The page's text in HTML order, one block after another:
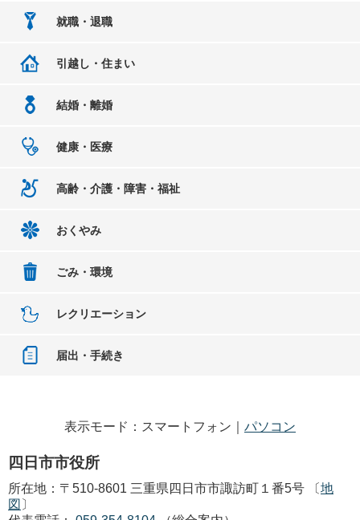
就職・退職
引越し・住まい
結婚・離婚
健康・医療
高齢・介護・障害・福祉
おくやみ
ごみ・環境
レクリエーション
届出・手続き
表示モード：スマートフォン｜ パソコン
四日市市役所
所在地：〒510-8601 三重県四日市市諏訪町１番5号 〔地
図 〕